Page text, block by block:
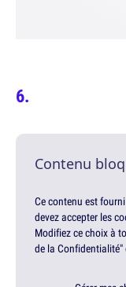
Contenu
Ce contenu est
devez accepter les
Modifiez ce choix à
de la Confidentialité"